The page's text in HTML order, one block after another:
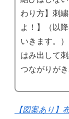
わり方】刺
よ！】（以
いきます。
はみ出して
つながりが
【図案あり】